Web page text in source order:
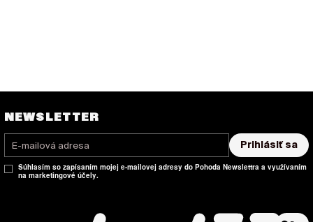
NEWSLETTER
Prihlásiť sa
Súhlasím so zapísaním mojej e-mailovej adresy do Pohoda Newslettra a využívaním
na marketingové účely.